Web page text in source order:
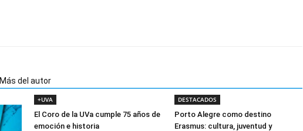
Más del autor
+UVA
El Coro de la UVa cumple 75 años de
emoción e historia
DESTACADOS
Porto Alegre como destino
Erasmus: cultura, juventud y